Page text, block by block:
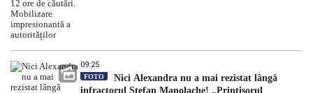
09:25
FOTO
Nici Alexandra nu a mai rezistat lângă
infractorul Ștefan Manolache! „Prințișorul